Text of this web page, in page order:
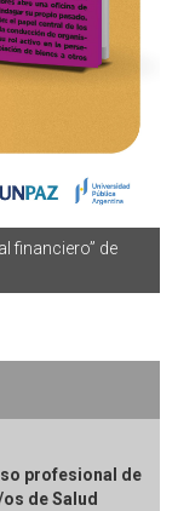
financiero” de
profesional de
de Salud